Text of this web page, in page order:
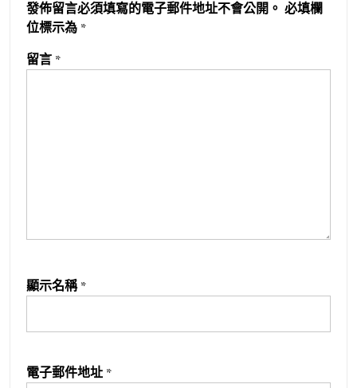
發佈留言必須填寫的電子郵件地址不會公開。 必填欄
位標示為 *
留言 *
顯示名稱 *
電子郵件地址 *